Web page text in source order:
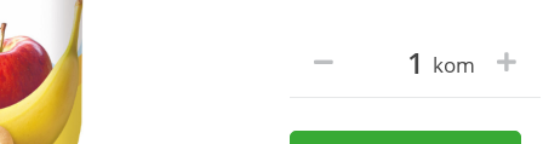
kom